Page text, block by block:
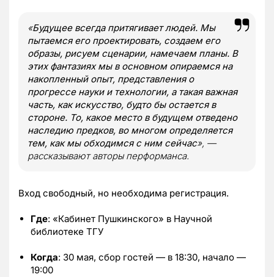
«Будущее всегда притягивает людей. Мы
пытаемся его проектировать, создаем его
образы, рисуем сценарии, намечаем планы. В
этих фантазиях мы в основном опираемся на
накопленный опыт, представления о
прогрессе науки и технологии, а такая важная
часть, как искусство, будто бы остается в
стороне. То, какое место в будущем отведено
наследию предков, во многом определяется
тем, как мы обходимся с ним сейчас», —
рассказывают авторы перформанса.
Вход свободный, но необходима регистрация.
Где: «Кабинет Пушкинского» в Научной
библиотеке ТГУ
Когда: 30 мая, сбор гостей — в 18:30, начало —
19:00